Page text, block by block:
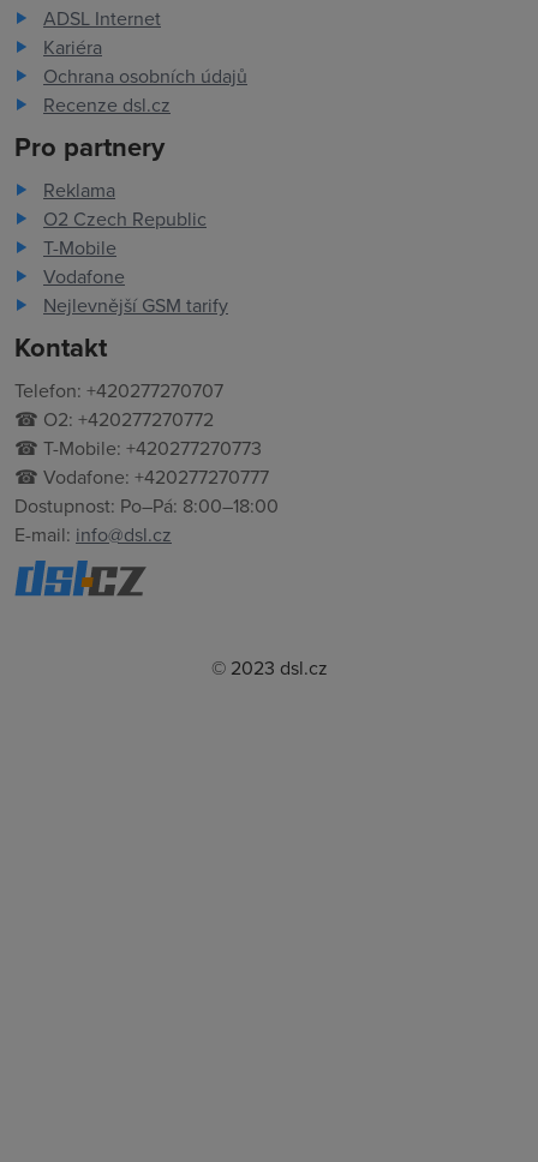
ADSL Internet
Kariéra
Ochrana osobních údajů
Recenze dsl.cz
Pro partnery
Reklama
O2 Czech Republic
T-Mobile
Vodafone
Nejlevnější GSM tarify
Kontakt
Telefon: +420277270707
☎ O2: +420277270772
☎ T-Mobile: +420277270773
☎ Vodafone: +420277270777
Dostupnost: Po–Pá: 8:00–18:00
E-mail: info@dsl.cz
© 2023 dsl.cz